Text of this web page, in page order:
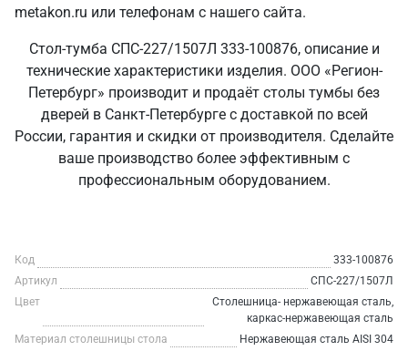
metakon.ru или телефонам с нашего сайта.
Стол-тумба СПС-227/1507Л 333-100876, описание и
технические характеристики изделия. ООО «Регион-
Петербург» производит и продаёт столы тумбы без
дверей в Санкт‑Петербурге с доставкой по всей
России, гарантия и скидки от производителя. Сделайте
ваше производство более эффективным с
профессиональным оборудованием.
Код
333-100876
Артикул
СПС-227/1507Л
Цвет
Столешница- нержавеющая сталь,
каркас-нержавеющая сталь
Материал столешницы стола
Нержавеющая сталь AISI 304